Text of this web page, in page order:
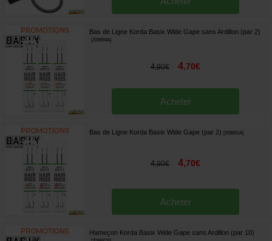
Bas de Ligne Korda Basix Wide Gape sans Ardillon (par 2)
209894A]
4,90€ 4,70€
Acheter
Bas de Ligne Korda Basix Wide Gape (par 2) 209891A]
4,90€ 4,70€
Acheter
Hameçon Korda Basix Wide Gape sans Ardillon (par 10)